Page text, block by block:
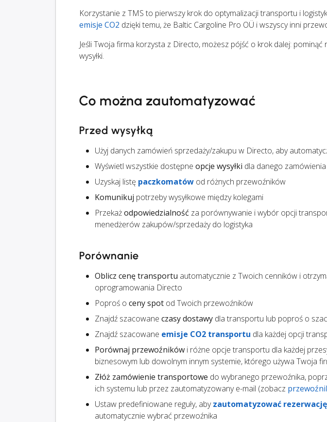
Korzystanie z TMS to pierwszy krok do optymalizacji transportu i
emisje CO2 dzięki temu, że Baltic Cargoline Pro OÜ i wszyscy inni
Jeśli Twoja firma korzysta z Directo, możesz pójść o krok dalej:
wysyłki.
Co można zautomatyzować
Przed wysyłką
Użyj danych zamówień sprzedaży/zakupu w Directo, aby
Wyświetl wszystkie dostępne opcje wysyłki dla danego
Uzyskaj listę paczkomatów od różnych przewoźników
Komunikuj potrzeby wysyłkowe między kolegami
Przekażodpowiedzialność za porównywanie i wybór opcji
menedżerów zakupów/sprzedaży do logistyka
Porównanie
Oblicz cenę transportu automatycznie z Twoich cenników i
oprogramowania Directo
Poproś o ceny spot od Twoich przewoźników
Znajdź szacowane czasy dostawy dla transportu lub poproś o
Znajdź szacowane emisje CO2 transportu dla każdej opcji
Porównaj przewoźników i różne opcje transportu dla każdej
biznesowym lub dowolnym innym systemie, którego używa Twoja
Złóż zamówienie transportowe do wybranego przewoźnika,
ich systemu lub przez zautomatyzowany e-mail (zobacz
Ustaw predefiniowane reguły, abyzautomatyzować
automatycznie wybrać przewoźnika